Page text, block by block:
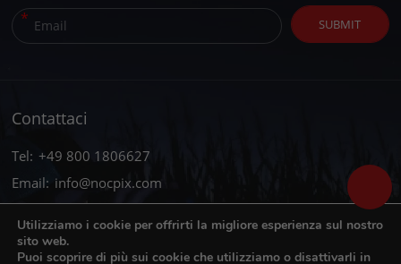
* SUBMIT
Contattaci
Tel: +49 800 1806627
Email: info@nocpix.com
Email: service@nocpix.com(Solo per supporto tecnico)
Utilizziamo i cookie per offrirti la migliore esperienza sul nostro
sito web.
Puoi scoprire di più sui cookie che utilizziamo o disattivarli in